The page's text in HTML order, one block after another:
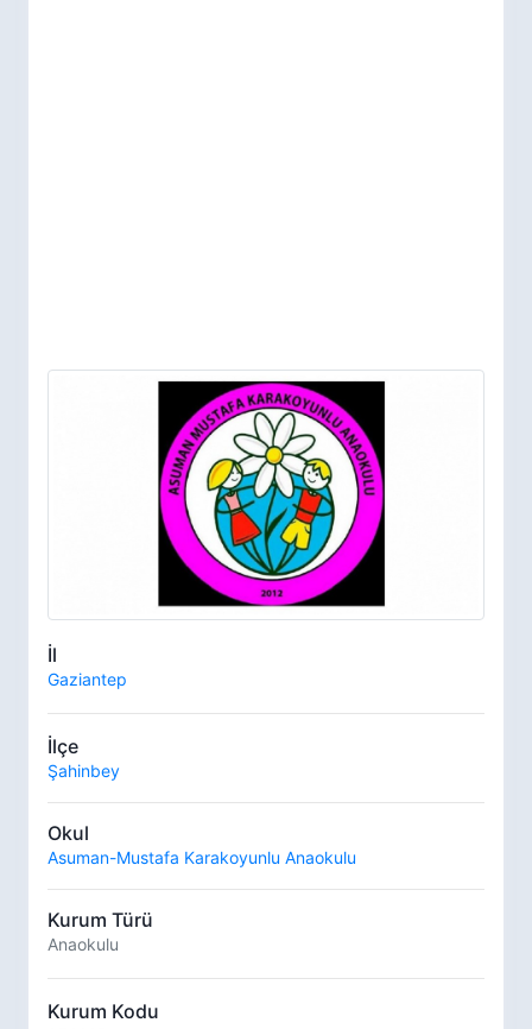
İl
Gaziantep
İlçe
Şahinbey
Okul
Asuman-Mustafa Karakoyunlu Anaokulu
Kurum Türü
Anaokulu
Kurum Kodu